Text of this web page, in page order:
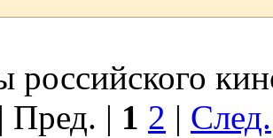
российского
Пред. | 1 2 | След.